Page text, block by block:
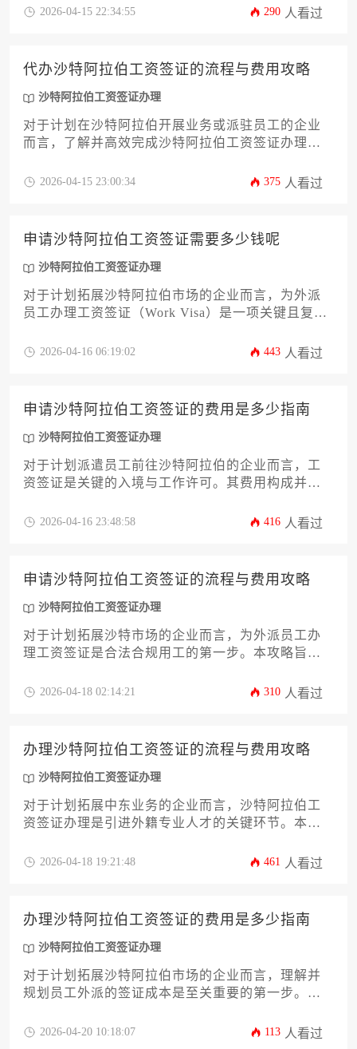
理指南。文章将系统梳理从前期准备到最终获批的
掌握这些信息，将使您的沙特阿拉伯工资签证办理
过程更加高效与经济。
2026-04-15 22:34:55 290 人看过
代办沙特阿拉伯工资签证的流程与费用攻略
沙特阿拉伯工资签证办理
对于计划在沙特阿拉伯开展业务或派驻员工的企业
而言，了解并高效完成沙特阿拉伯工资签证办理是
一份详尽、专业的代办攻略，深度解析从资质准
同时揭示常见风险与合规要点，助力企业规避陷
阱，以合规、经济的方式完成外籍员工的签证申
请，确保海外团队顺利组建与运营。
2026-04-15 23:00:34 375 人看过
申请沙特阿拉伯工资签证需要多少钱呢
沙特阿拉伯工资签证办理
对于计划拓展沙特阿拉伯市场的企业而言，为外派
员工办理工资签证（Work Visa）是一项关键且复杂
而是一个由多种法定规费、第三方服务成本及潜在
人力资源和社会发展部（MHRSD）收费、签证与居
留许可（Iqama）费用，到医疗保险、资质认证等各
环节开支，并深入探讨如何通过优化流程实现成本
证办理之旅既合规又经济。
2026-04-16 06:19:02 443 人看过
申请沙特阿拉伯工资签证的费用是多少指南
沙特阿拉伯工资签证办理
对于计划派遣员工前往沙特阿拉伯的企业而言，工
资签证是关键的入境与工作许可。其费用构成并非
保险、文件认证及潜在第三方服务等多个层面。本
程，并提供实用的成本优化与合规建议，旨在帮助
企业主或高管精准预算，高效完成这一重要海外人
力资源部署。
2026-04-16 23:48:58 416 人看过
申请沙特阿拉伯工资签证的流程与费用攻略
沙特阿拉伯工资签证办理
对于计划拓展沙特市场的企业而言，为外派员工办
理工资签证是合法合规用工的第一步。本攻略旨在
析从前期资质准备、雇主与员工双端流程，到各项
沙特阿拉伯工资签证办理，规避潜在风险，确保人
才派遣项目顺利启动。
2026-04-18 02:14:21 310 人看过
办理沙特阿拉伯工资签证的流程与费用攻略
沙特阿拉伯工资签证办理
对于计划拓展中东业务的企业而言，沙特阿拉伯工
资签证办理是引进外籍专业人才的关键环节。本文
略，系统解析从资质准备、在线申请到最终获取签
引进工作，规避常见风险。
2026-04-18 19:21:48 461 人看过
办理沙特阿拉伯工资签证的费用是多少指南
沙特阿拉伯工资签证办理
对于计划拓展沙特阿拉伯市场的企业而言，理解并
规划员工外派的签证成本是至关重要的第一步。本
深入剖析办理沙特阿拉伯工资签证（Saudi Arabia
2026-04-20 10:18:07 113 人看过